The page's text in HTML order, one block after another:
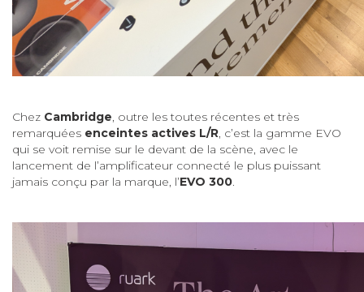
Chez Cambridge, outre les toutes récentes et très
remarquées enceintes actives L/R, c’est la gamme EVO
qui se voit remise sur le devant de la scène, avec le
lancement de l’amplificateur connecté le plus puissant
jamais conçu par la marque, l’EVO 300.